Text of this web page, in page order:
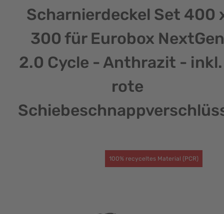
Scharnierdeckel Set 400
300 für Eurobox NextGen
2.0 Cycle - Anthrazit -
rote
100% recyceltes Material (PCR)